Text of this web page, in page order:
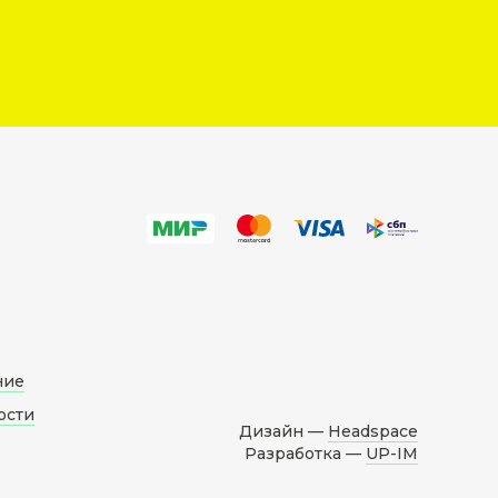
Дизайн — Headspace
Разработка — UP-IM